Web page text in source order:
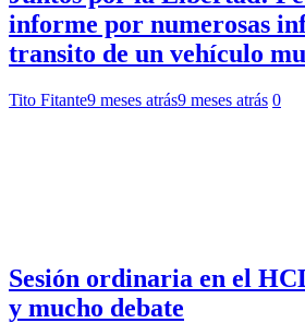
informe por numerosas
transito de un vehículo
Tito Fitante9 meses atrás9 meses atrás 0
Sesión ordinaria en el
y mucho debate